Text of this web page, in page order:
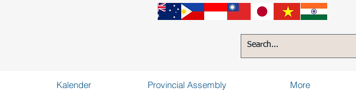
Kalender Provincial Assembly More